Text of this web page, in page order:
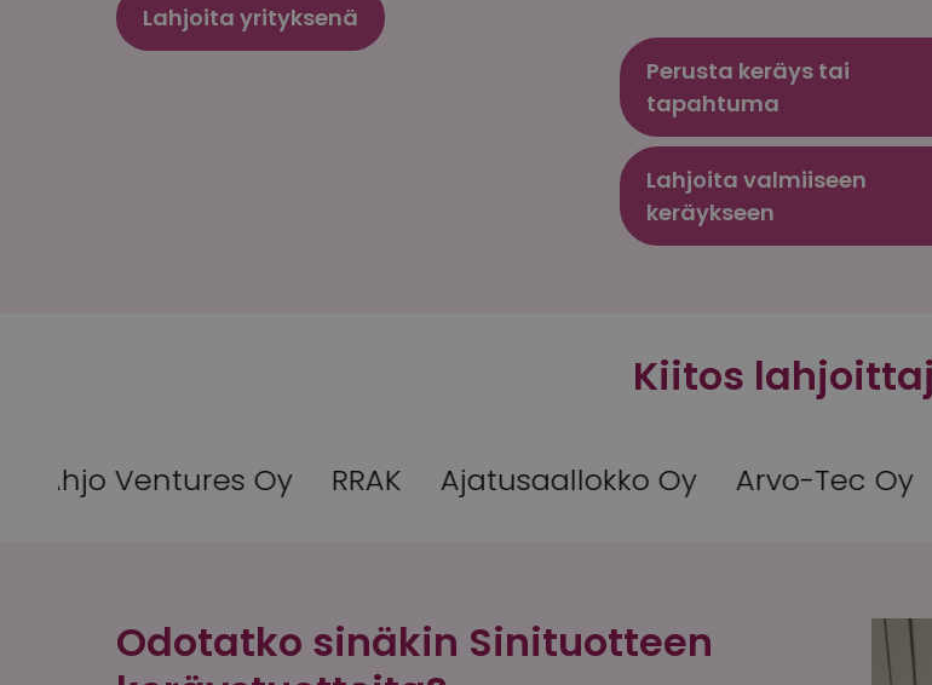
Lahjoita yrityksenä
Perusta keräys tai
tapahtuma
Lahjoita valmiiseen
keräykseen
Kiitos
RRAK Ajatusaallokko Oy Arvo-Tec Oy Avinco Oy
Odotatko sinäkin Sinituotteen